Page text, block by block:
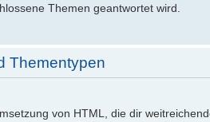
Themen geantwortet wird.
Thementypen
von HTML, die dir